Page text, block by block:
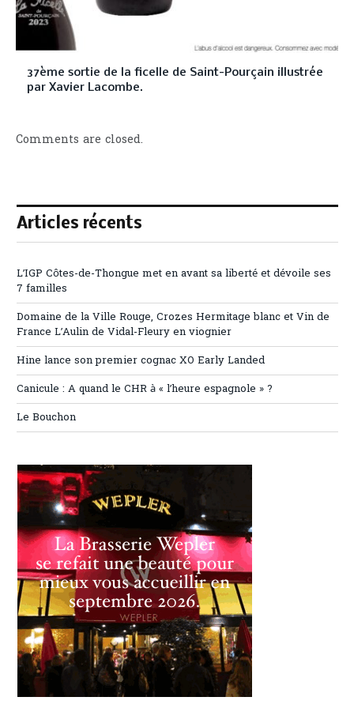
37ème sortie de la ficelle de Saint-Pourçain illustrée
par Xavier Lacombe.
Comments are closed.
Articles récents
L’IGP Côtes-de-Thongue met en avant sa liberté et dévoile ses
7 familles
Domaine de la Ville Rouge, Crozes Hermitage blanc et Vin de
France L’Aulin de Vidal-Fleury en viognier
Hine lance son premier cognac XO Early Landed
Canicule : A quand le CHR à « l’heure espagnole » ?
Le Bouchon